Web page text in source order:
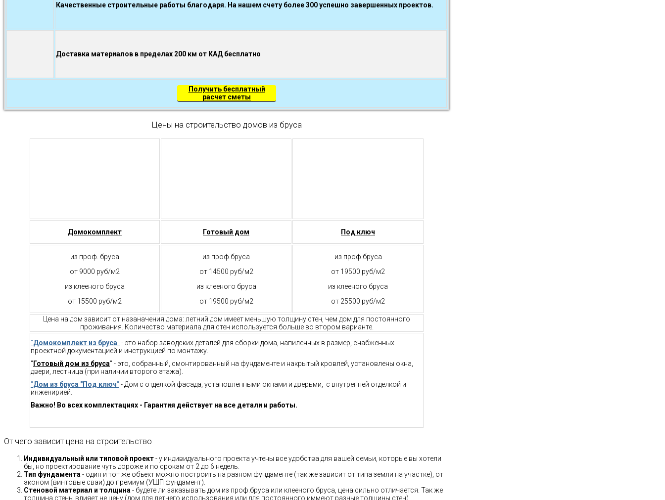
Качественные строительные работы благодаря. На нашем счету более 300 успешно завершенных проектов.
Доставка материалов в пределах 200 км от КАД бесплатно
Получить бесплатный
расчет сметы
Цены на строительство домов из бруса
Домокомплект Готовый дом Под ключ
из проф. бруса
от 9000 руб/м2
из клееного бруса
от 15500 руб/м2
из проф.бруса
от 14500 руб/м2
из клееного бруса
от 19500 руб/м2
из проф.бруса
от 19500 руб/м2
из клееного бруса
от 25500 руб/м2
Цена на дом зависит от назаначения дома: летний дом имеет меньшую толщину стен, чем дом для постоянного
проживания. Количество материала для стен используется больше во втором варианте.
"Домокомплект из бруса" - это набор заводских деталей для сборки дома, напиленных в размер, снабжённых
проектной документацией и инструкцией по монтажу.
" Готовый дом из бруса" - это, собранный, смонтированный на фундаменте и накрытый кровлей, установлены окна,
двери, лестница (при наличии второго этажа).
"Дом из бруса "Под ключ" - Дом с отделкой фасада, установленными окнами и дверьми, с внутренней отделкой и
инженирией.
Важно! Во всех комплектациях - Гарантия действует на все детали и работы.
От чего зависит цена на строительство
Индивидуальный или типовой проект- у индивидуального проекта учтены все удобства для вашей семьи, которые вы хотели
бы, но проектирование чуть дороже и по срокам от 2 до 6 недель.
Тип фундамента - один и тот же объект можно построить на разном фундаменте (так же зависит от типа земли на участке), от
эконом (винтовые сваи) до премиум (УШП фундамент).
Стеновой материал и толщина - будете ли заказывать дом из проф.бруса или клееного бруса, цена сильно отличается. Так же
толщина стены влияет не цену (дом для летнего использования или для постоянного иммеют разные толщины стен)